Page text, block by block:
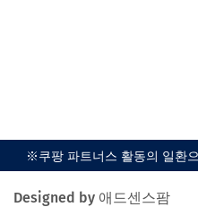
※쿠팡 파트너스 활동의 일환
Designed by 애드센스팜